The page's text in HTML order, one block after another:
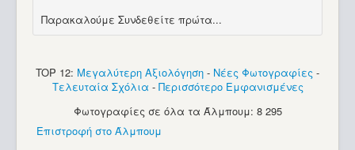
Παρακαλούμε Συνδεθείτε πρώτα...
TOP 12: Μεγαλύτερη Αξιολόγηση - Νέες Φωτογραφίες -
Τελευταία Σχόλια - Περισσότερο Εμφανισμένες
Φωτογραφίες σε όλα τα Άλμπουμ: 8 295
Επιστροφή στο Άλμπουμ